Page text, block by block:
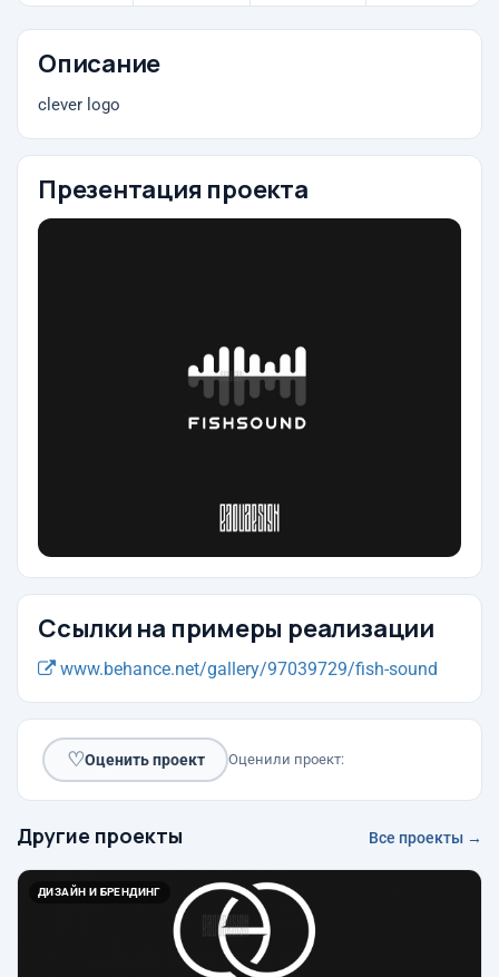
Описание
clever logo
Презентация проекта
Ссылки на примеры реализации
www.behance.net/gallery/97039729/fish-sound
♡Оценить проект Оценили проект:
Другие проекты Все проекты →
ДИЗАЙН И БРЕНДИНГ